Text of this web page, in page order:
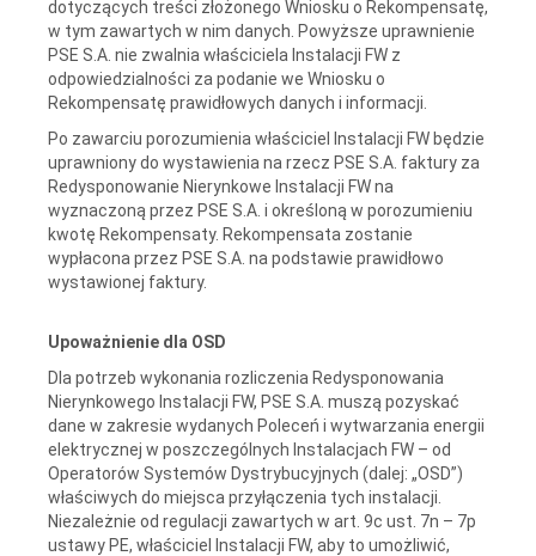
dotyczących treści złożonego Wniosku o Rekompensatę,
w tym zawartych w nim danych. Powyższe uprawnienie
PSE S.A. nie zwalnia właściciela Instalacji FW z
odpowiedzialności za podanie we Wniosku o
Rekompensatę prawidłowych danych i informacji.
Po zawarciu porozumienia właściciel Instalacji FW będzie
uprawniony do wystawienia na rzecz PSE S.A. faktury za
Redysponowanie Nierynkowe Instalacji FW na
wyznaczoną przez PSE S.A. i określoną w porozumieniu
kwotę Rekompensaty. Rekompensata zostanie
wypłacona przez PSE S.A. na podstawie prawidłowo
wystawionej faktury.
Upoważnienie dla OSD
Dla potrzeb wykonania rozliczenia Redysponowania
Nierynkowego Instalacji FW, PSE S.A. muszą pozyskać
dane w zakresie wydanych Poleceń i wytwarzania energii
elektrycznej w poszczególnych Instalacjach FW – od
Operatorów Systemów Dystrybucyjnych (dalej: „OSD”)
właściwych do miejsca przyłączenia tych instalacji.
Niezależnie od regulacji zawartych w art. 9c ust. 7n – 7p
ustawy PE, właściciel Instalacji FW, aby to umożliwić,